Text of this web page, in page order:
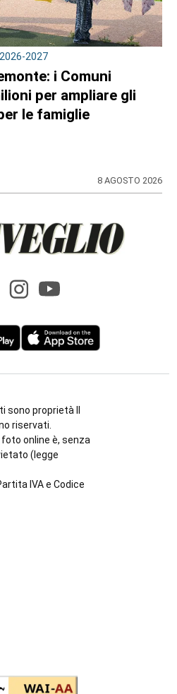
2026-2027
i Comuni
per ampliare gli
le famiglie
8 AGOSTO 2026
sono proprietà Il
riservati.
online è, senza
(legge
IVA e Codice